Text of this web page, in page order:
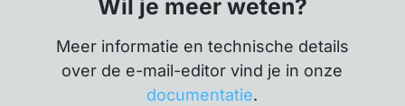
Wil je meer weten?
Meer informatie en technische details
over de e-mail-editor vind je in onze
documentatie.